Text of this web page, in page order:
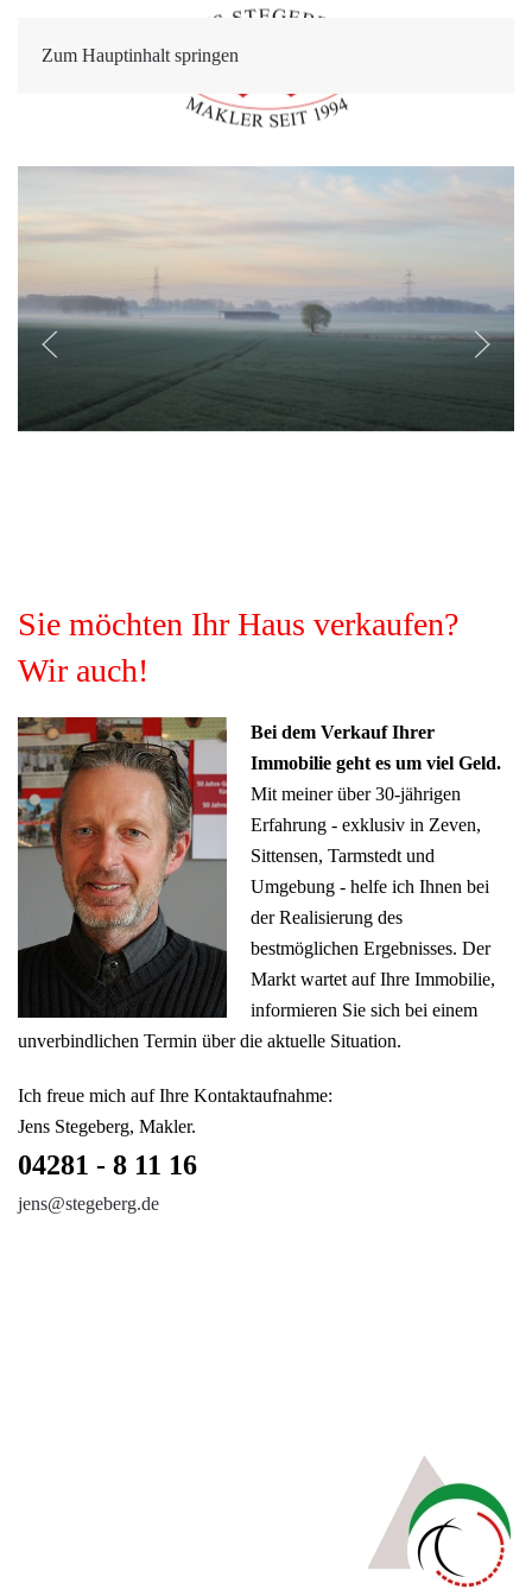
Zum Hauptinhalt springen
Sie möchten Ihr Haus verkaufen?
Wir auch!
Bei dem Verkauf Ihrer
Immobilie geht es um viel Geld.
Mit meiner über 30-jährigen
Erfahrung - exklusiv in Zeven,
Sittensen, Tarmstedt und
Umgebung - helfe ich Ihnen bei
der Realisierung des
bestmöglichen Ergebnisses. Der
Markt wartet auf Ihre Immobilie,
informieren Sie sich bei einem
unverbindlichen Termin über die aktuelle Situation.
Ich freue mich auf Ihre Kontaktaufnahme:
Jens Stegeberg, Makler.
04281 - 8 11 16
jens@stegeberg.de